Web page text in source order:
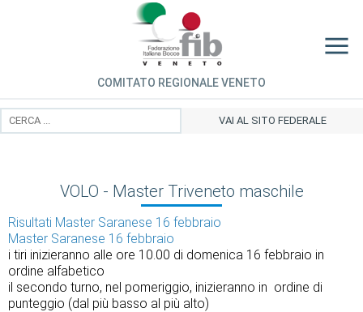
COMITATO REGIONALE VENETO
VAI AL SITO FEDERALE
VOLO - Master Triveneto maschile
Risultati Master Saranese 16 febbraio
Master Saranese 16 febbraio
i tiri inizieranno alle ore 10.00 di domenica 16 febbraio in
ordine alfabetico
il secondo turno, nel pomeriggio, inizieranno in ordine di
punteggio (dal più basso al più alto)